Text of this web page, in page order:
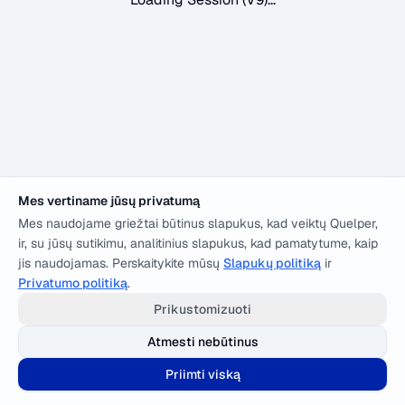
Mes vertiname jūsų privatumą
Mes naudojame griežtai būtinus slapukus, kad veiktų Quelper,
ir, su jūsų sutikimu, analitinius slapukus, kad pamatytume, kaip
jis naudojamas. Perskaitykite mūsų Slapukų politiką ir
Privatumo politiką.
Prikustomizuoti
Atmesti nebūtinus
Priimti viską